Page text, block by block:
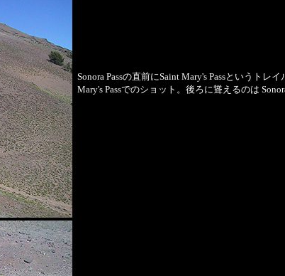
Sonora Passの直前にSaint Mary's Passというトレ
Mary's Passでのショット。後ろに聳えるのは Sonora